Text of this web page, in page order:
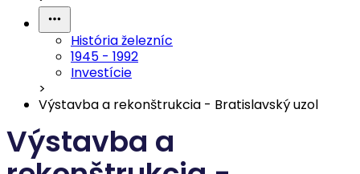
História železníc
1945 - 1992
Investície
>
Výstavba a rekonštrukcia - Bratislavský uzol
Výstavba a